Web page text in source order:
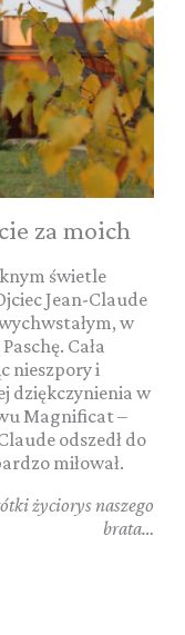
za moich
świetle
Jean-Claude
w
Cała
nieszpory i
dziękczynienia w
Magnificat –
odszedł do
miłował.
życiorys naszego
brata…